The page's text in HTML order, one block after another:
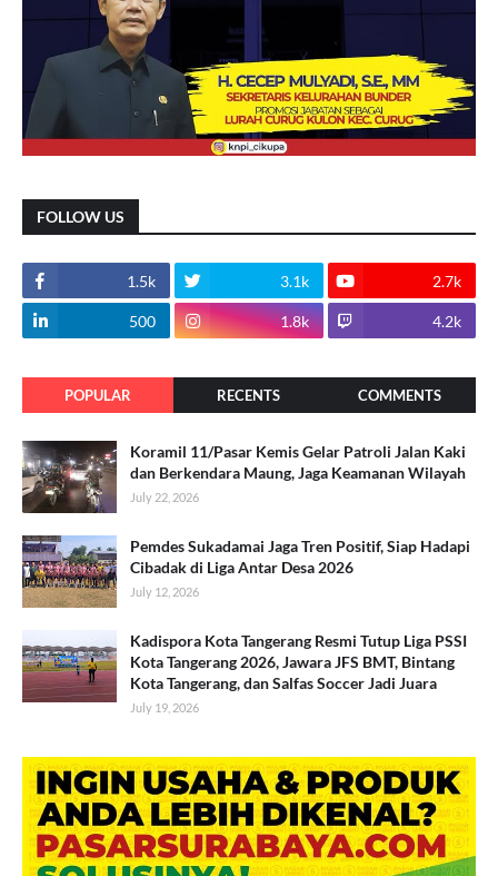
FOLLOW US
1.5k 3.1k 2.7k
500 1.8k 4.2k
POPULAR RECENTS COMMENTS
Koramil 11/Pasar Kemis Gelar Patroli Jalan Kaki
dan Berkendara Maung, Jaga Keamanan Wilayah
July 22, 2026
Pemdes Sukadamai Jaga Tren Positif, Siap Hadapi
Cibadak di Liga Antar Desa 2026
July 12, 2026
Kadispora Kota Tangerang Resmi Tutup Liga PSSI
Kota Tangerang 2026, Jawara JFS BMT, Bintang
Kota Tangerang, dan Salfas Soccer Jadi Juara
July 19, 2026